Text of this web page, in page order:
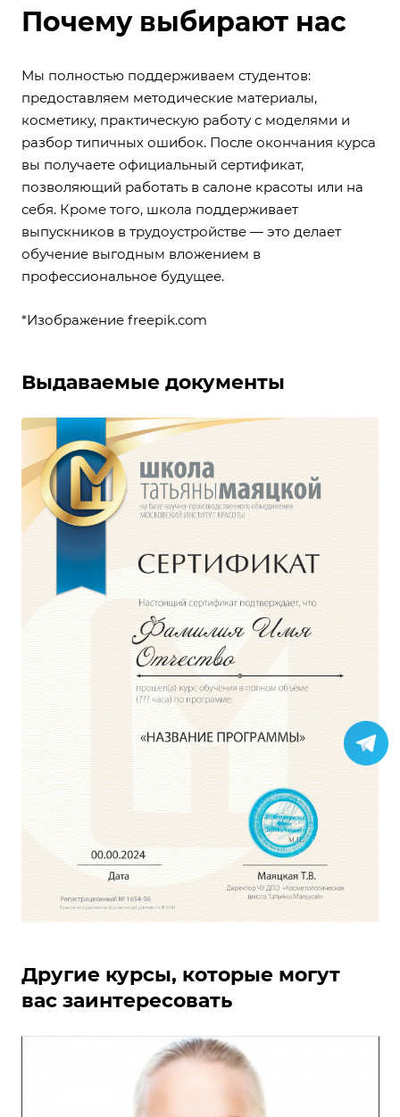
Почему выбирают нас
Мы полностью поддерживаем студентов:
предоставляем методические материалы,
косметику, практическую работу с моделями и
разбор типичных ошибок. После окончания курса
вы получаете официальный сертификат,
позволяющий работать в салоне красоты или на
себя. Кроме того, школа поддерживает
выпускников в трудоустройстве — это делает
обучение выгодным вложением в
профессиональное будущее.
*Изображение freepik.com
Выдаваемые документы
Другие курсы, которые могут
вас заинтересовать